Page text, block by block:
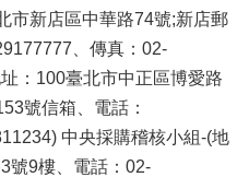
市新店區中華路74號;新店郵
、傳真：02-
：100臺北市中正區博愛路
號信箱、電話：
中央採購稽核小組-(地
號9樓、電話：02-